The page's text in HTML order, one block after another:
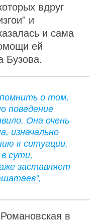
вдруг
и
и сама
ей
Бузова.
о том,
поведение
Она очень
изначально
к ситуации,
сути,
заставляет
в